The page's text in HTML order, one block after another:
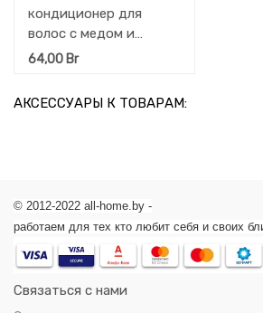
кондиционер для
волос с медом и
протеином жемчуга
450 мл
64,00 Br
АКСЕССУАРЫ К ТОВАРАМ:
© 2012-2022 all-home.by -
работаем для тех кто любит себя и своих
Связаться с нами